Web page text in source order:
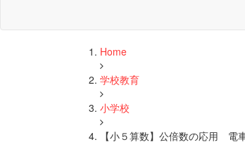
Home
学校教育
小学校
【小５算数】公倍数の応用 電